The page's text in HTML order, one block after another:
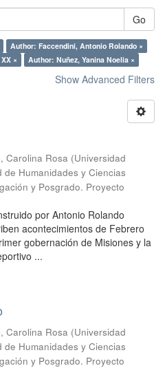
Go
Author: Faccendini, Antonio Rolando ×
× Author: Nuñez, Yanina Noelia ×
Show Advanced Filters
Carolina Rosa (Universidad
Humanidades y Ciencias
y Posgrado. Proyecto
por Antonio Rolando
acontecimientos de Febrero
gobernación de Misiones y la
...
Carolina Rosa (Universidad
Humanidades y Ciencias
y Posgrado. Proyecto